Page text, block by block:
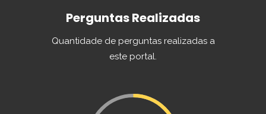
Perguntas Realizadas
Quantidade de perguntas realizadas a
este portal.